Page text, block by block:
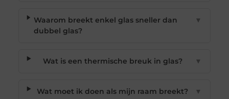
Waarom breekt enkel glas sneller dan
dubbel glas?
▼
Wat is een thermische breuk in glas? ▼
Wat moet ik doen als mijn raam breekt? ▼